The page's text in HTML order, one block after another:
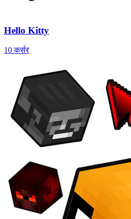
Hello Kitty
10 कर्सर